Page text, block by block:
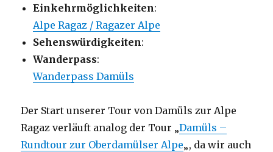
Einkehrmöglichkeiten:
Alpe Ragaz / Ragazer Alpe
Sehenswürdigkeiten:
Wanderpass:
Wanderpass Damüls
Der Start unserer Tour von Damüls zur Alpe
Ragaz verläuft analog der Tour „Damüls –
Rundtour zur Oberdamülser Alpe„, da wir auch